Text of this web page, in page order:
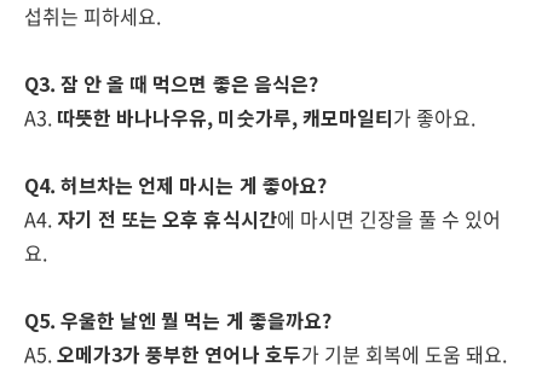
섭취는 피하세요.
Q3. 잠 안 올 때 먹으면 좋은 음식은?
A3. 따뜻한 바나나우유, 미숫가루, 캐모마일티가 좋아요.
Q4. 허브차는 언제 마시는 게 좋아요?
A4. 자기 전 또는 오후 휴식시간에 마시면 긴장을 풀 수 있어
요.
Q5. 우울한 날엔 뭘 먹는 게 좋을까요?
A5.오메가3가 풍부한 연어나 호두가 기분 회복에 도움 돼요.